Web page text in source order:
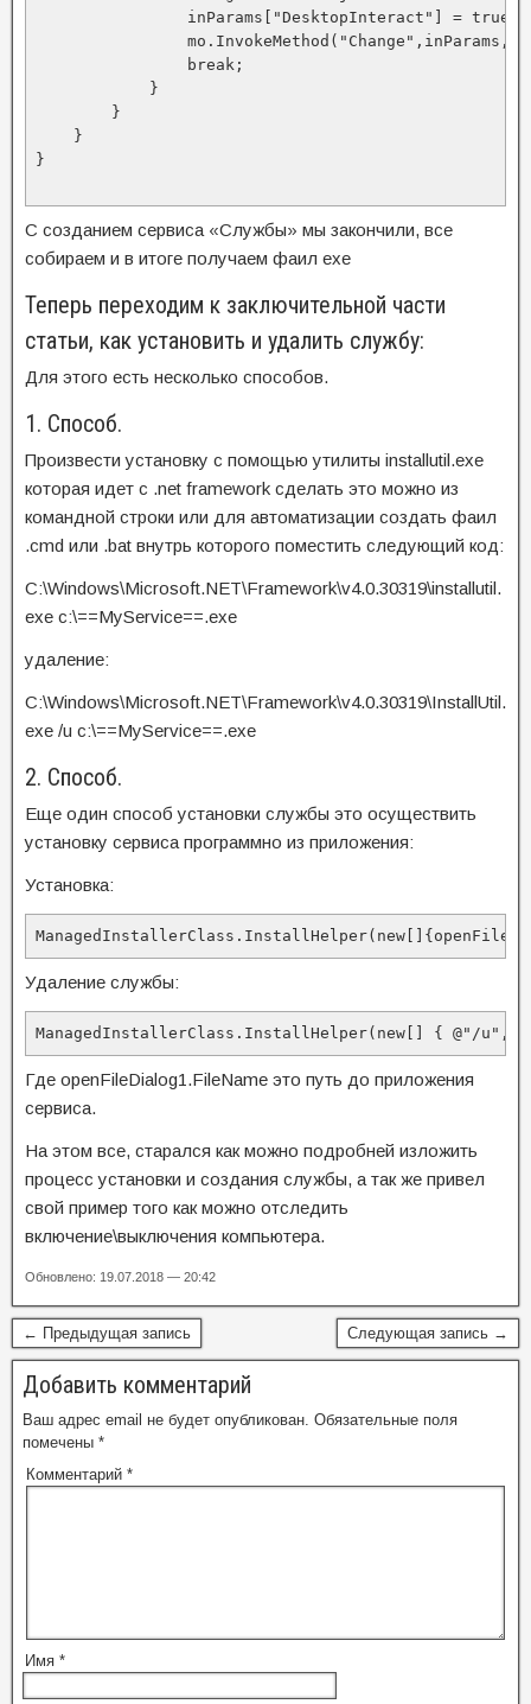
                inParams["DesktopInteract"] = true;
                break;
            }
        }
    }
}
С созданием сервиса «Службы» мы закончили, все
собираем и в итоге получаем фаил exe
Теперь переходим к заключительной части
статьи, как установить и удалить службу:
Для этого есть несколько способов.
1. Способ.
Произвести установку с помощью утилиты installutil.exe
которая идет с .net framework сделать это можно из
командной строки или для автоматизации создать фаил
.cmd или .bat внутрь которого поместить следующий код:
C:\Windows\Microsoft.NET\Framework\v4.0.30319\installutil.
exe c:\==MyService==.exe
удаление:
C:\Windows\Microsoft.NET\Framework\v4.0.30319\InstallUtil.
exe /u c:\==MyService==.exe
2. Способ.
Еще один способ установки службы это осуществить
установку сервиса программно из приложения:
Установка:
Удаление службы:
ManagedInstallerClass.InstallHelper(new[] { @"/u",
Где openFileDialog1.FileName это путь до приложения
сервиса.
На этом все, старался как можно подробней изложить
процесс установки и создания службы, а так же привел
свой пример того как можно отследить
включение\выключения компьютера.
Обновлено: 19.07.2018 — 20:42
← Предыдущая запись Следующая запись →
Добавить комментарий
Ваш адрес email не будет опубликован. Обязательные поля
помечены *
Комментарий *
Имя *